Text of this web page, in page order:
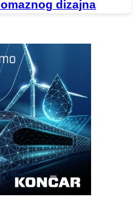
dizajna